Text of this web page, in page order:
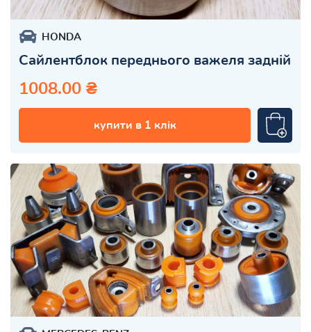
HONDA
Сайлентблок переднього важеля задній
1008.00 ₴
купити в 1 клік